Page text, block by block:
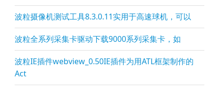
波粒摄像机测试工具8.3.0.11实用于高速球机，可以
波粒全系列采集卡驱动下载9000系列采集卡，如
波粒IE插件webview_0.50IE插件为用ATL框架制作的
Act